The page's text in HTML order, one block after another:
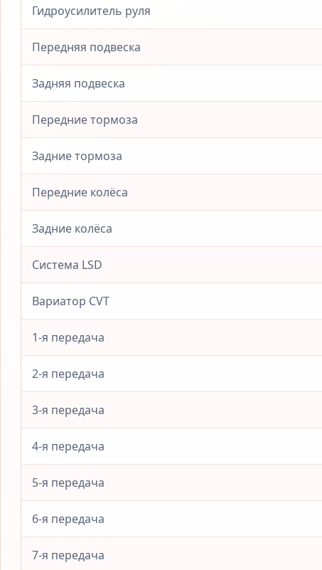
Гидроусилитель руля
Передняя подвеска
Задняя подвеска
Передние тормоза
Задние тормоза
Передние колёса
Задние колёса
Система LSD
Вариатор CVT
1-я передача
2-я передача
3-я передача
4-я передача
5-я передача
6-я передача
7-я передача